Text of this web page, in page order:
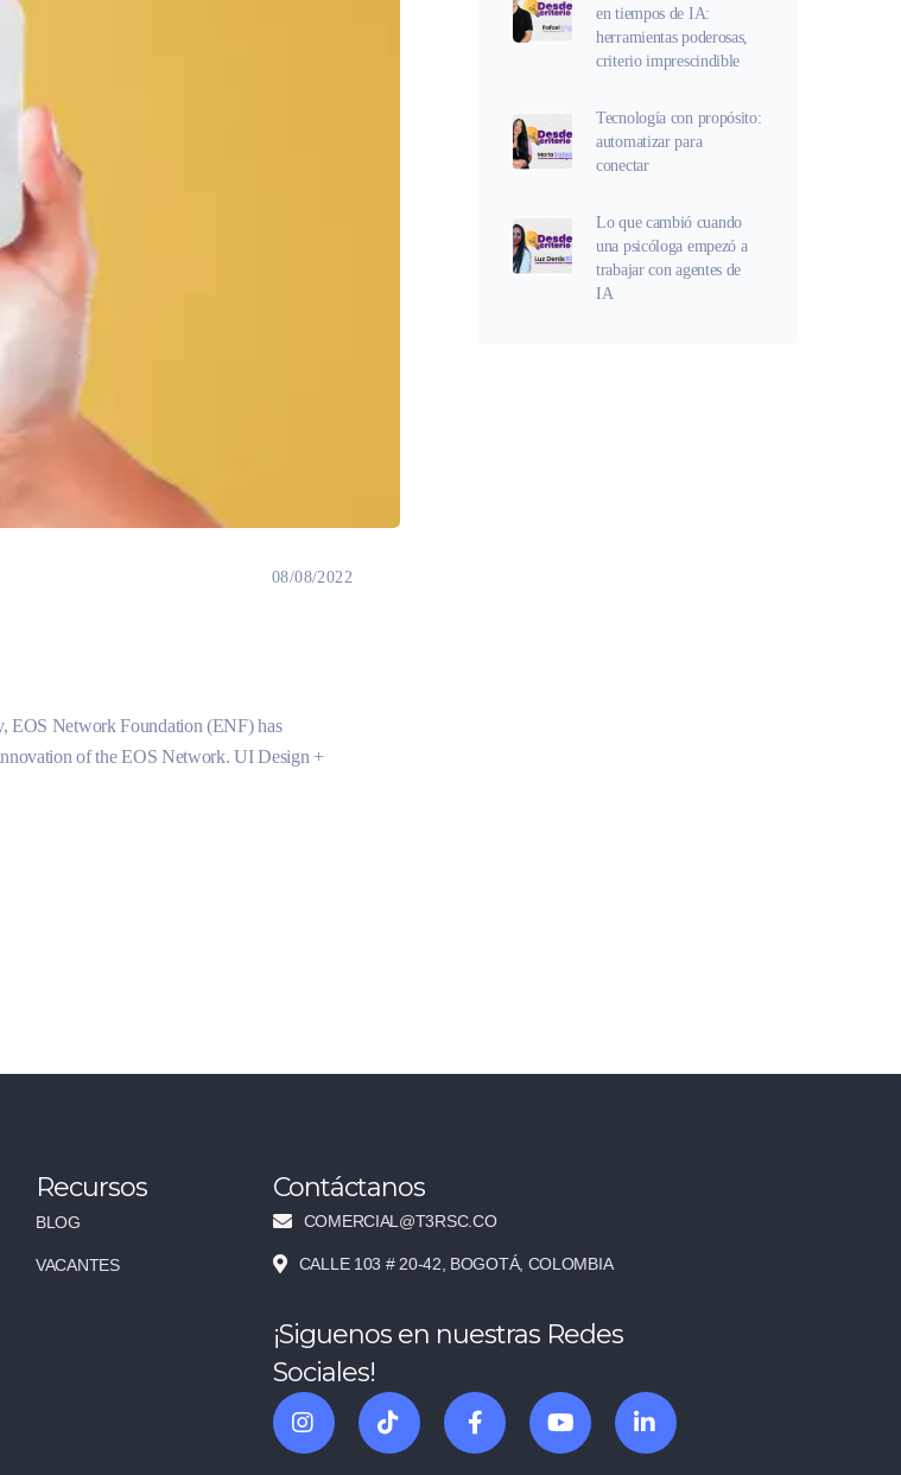
08/08/2022
EOS Network Foundation (ENF) has
of the EOS Network. UI Design +
en tiempos de IA:
herramientas poderosas,
criterio imprescindible
Tecnología con propósito:
automatizar para
conectar
Lo que cambió cuando
una psicóloga empezó a
trabajar con agentes de
IA
Recursos
BLOG
VACANTES
Contáctanos
COMERCIAL@T3RSC.CO
CALLE 103 # 20-42, BOGOTÁ, COLOMBIA
¡Siguenos en nuestras Redes
Sociales!